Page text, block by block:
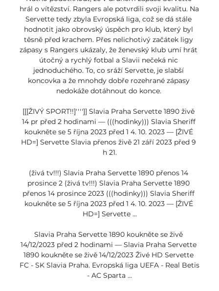
hrál o vítězství. Rangers ale potvrdili svoji kvalitu. Na
Servette tedy zbyla Evropská liga, což se dá stále
hodnotit jako obrovský úspěch pro klub, který byl
těsně před krachem. Přes nelichotivý začátek ligy
zápasy s Rangers ukázaly, že ženevský klub umí hrát
útočný a rychlý fotbal a Slavii nečeká nic
jednoduchého. To, co sráží Servette, je slabší
koncovka a že mnohdy dobře rozehrané zápasy
nedokáže dotáhnout do konce.
[[[ŽIVÝ SPORT!!]'''']] Slavia Praha Servette 1890 živě
14 pr před 2 hodinami — (((hodinky))) Slavia Sheriff
koukněte se 5 října 2023 před 1 4. 10. 2023 — [ŽIVÉ
HD=] Servette Slavia přenos živě 21 září 2023 před 9
h 21.
(živá tv!!!) Slavia Praha Servette 1890 přenos 14
prosince 2 (živá tv!!!) Slavia Praha Servette 1890
přenos 14 prosince 2023 (((hodinky))) Slavia Sheriff
koukněte se 5 října 2023 před 1 4. 10. 2023 — [ŽIVÉ
HD=] Servette ...
Slavia Praha Servette 1890 koukněte se živě
14/12/2023 před 2 hodinami — Slavia Praha Servette
1890 koukněte se živě 14/12/2023 Živé HD Servette
FC - SK Slavia Praha. Evropská liga UEFA - Real Betis
- AC Sparta ...